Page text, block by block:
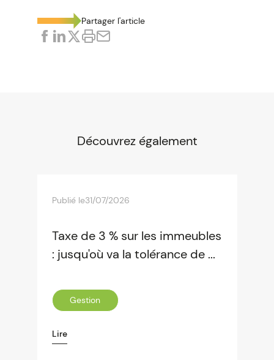
Partager l'article
Découvrez également
Publié le31/07/2026
Taxe de 3 % sur les immeubles
: jusqu'où va la tolérance de ...
Gestion
Lire